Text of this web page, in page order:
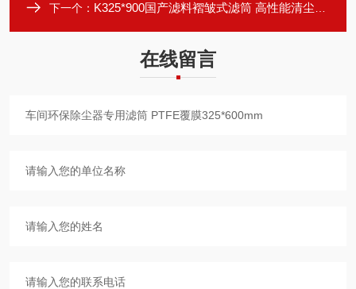
下一个： K325*900国产滤料褶皱式滤筒 高性能清尘325*900
在线留言